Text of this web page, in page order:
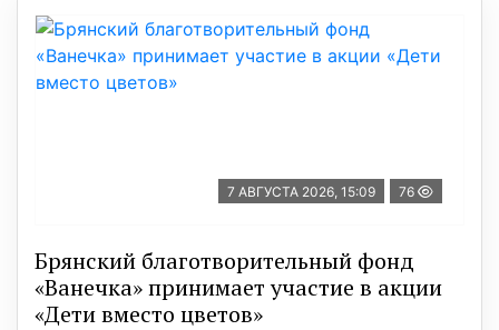
7 АВГУСТА 2026, 15:09 76
Брянский благотворительный фонд
«Ванечка» принимает участие в акции
«Дети вместо цветов»